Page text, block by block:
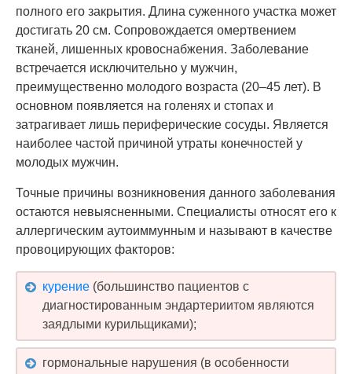
полного его закрытия. Длина суженного участка может
достигать 20 см. Сопровождается омертвением
тканей, лишенных кровоснабжения. Заболевание
встречается исключительно у мужчин,
преимущественно молодого возраста (20–45 лет). В
основном появляется на голенях и стопах и
затрагивает лишь периферические сосуды. Является
наиболее частой причиной утраты конечностей у
молодых мужчин.
Точные причины возникновения данного заболевания
остаются невыясненными. Специалисты относят его к
аллергическим аутоиммунным и называют в качестве
провоцирующих факторов:
курение (большинство пациентов с
диагностированным эндартериитом являются
заядлыми курильщиками);
гормональные нарушения (в особенности